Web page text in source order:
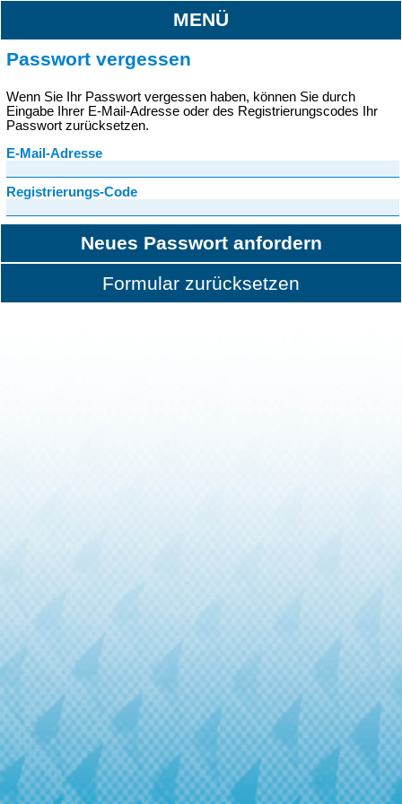
MENÜ
Passwort vergessen
Wenn Sie Ihr Passwort vergessen haben, können Sie durch
Eingabe Ihrer E-Mail-Adresse oder des Registrierungscodes Ihr
Passwort zurücksetzen.
E-Mail-Adresse
Registrierungs-Code
Neues Passwort anfordern
Formular zurücksetzen